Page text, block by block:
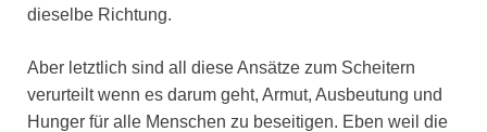
dieselbe Richtung.
Aber letztlich sind all diese Ansätze zum Scheitern
verurteilt wenn es darum geht, Armut, Ausbeutung und
Hunger für alle Menschen zu beseitigen. Eben weil die